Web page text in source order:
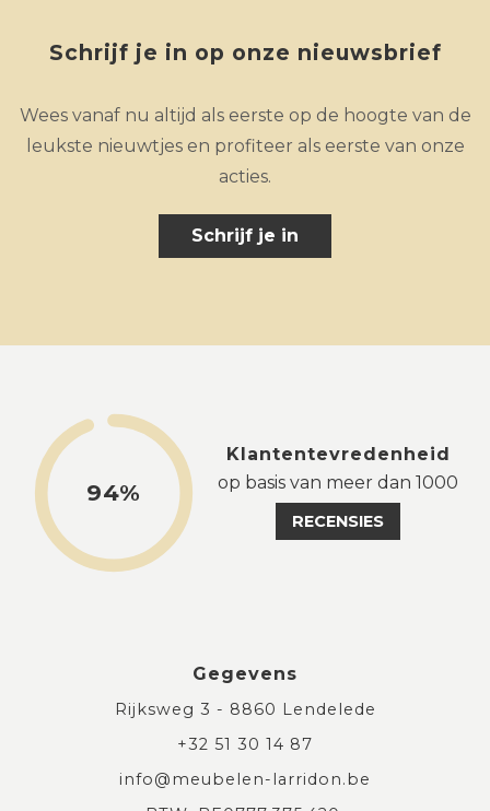
Schrijf je in op onze nieuwsbrief
Wees vanaf nu altijd als eerste op de hoogte van de
leukste nieuwtjes en profiteer als eerste van onze
acties.
Schrijf je in
94%
Klantentevredenheid
op basis van meer dan 1000
RECENSIES
Gegevens
Rijksweg 3 - 8860 Lendelede
+32 51 30 14 87
info@meubelen-larridon.be